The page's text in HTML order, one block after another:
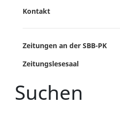
Kontakt
Zeitungen an der SBB-PK
Zeitungslesesaal
Suchen